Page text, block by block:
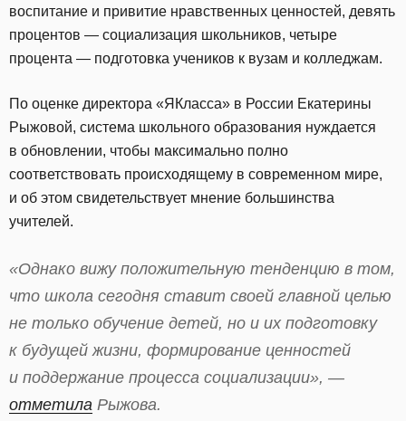
воспитание и привитие нравственных ценностей, девять
процентов — социализация школьников, четыре
процента — подготовка учеников к вузам и колледжам.
По оценке директора «ЯКласса» в России Екатерины
Рыжовой, система школьного образования нуждается
в обновлении, чтобы максимально полно
соответствовать происходящему в современном мире,
и об этом свидетельствует мнение большинства
учителей.
«Однако вижу положительную тенденцию в том,
что школа сегодня ставит своей главной целью
не только обучение детей, но и их подготовку
к будущей жизни, формирование ценностей
и поддержание процесса социализации», —
отметила Рыжова.